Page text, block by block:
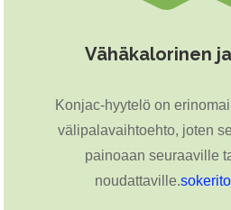
Vähäkalorinen
Konjac-hyytelö on
välipalavaihtoehto, joten
painoaan seuraaville
noudattaville.